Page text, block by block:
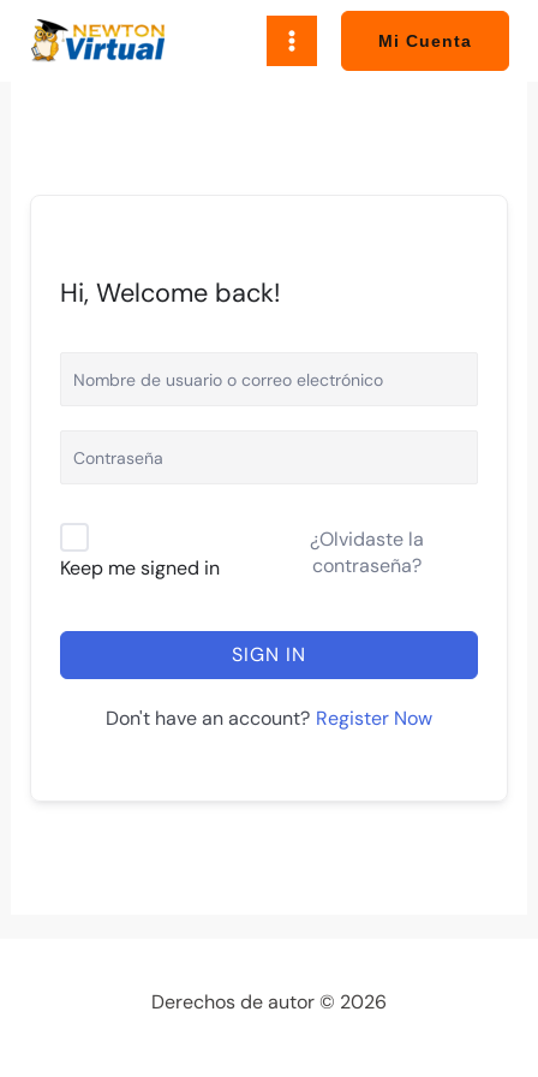
Mi Cuenta
Hi, Welcome back!
Keep me signed in
¿Olvidaste la
contraseña?
SIGN IN
Don't have an account? Register Now
Derechos de autor © 2026